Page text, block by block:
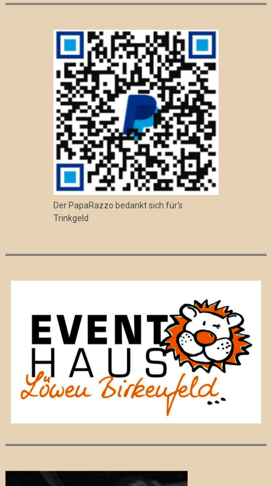
Der PapaRazzo bedankt sich für's
Trinkgeld